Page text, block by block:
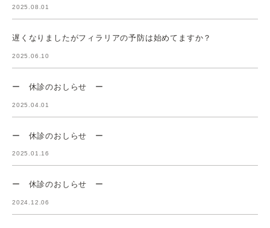
2025.08.01
遅くなりましたがフィラリアの予防は始めてますか？
2025.06.10
ー 休診のおしらせ ー
2025.04.01
ー 休診のおしらせ ー
2025.01.16
ー 休診のおしらせ ー
2024.12.06